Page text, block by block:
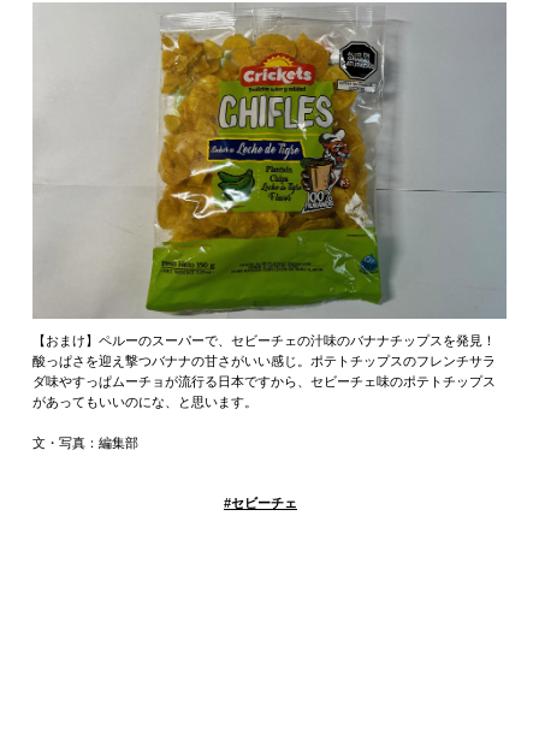
【おまけ】ペルーのスーパーで、セビーチェの汁味のバナナチップスを発見！
酸っぱさを迎え撃つバナナの甘さがいい感じ。ポテトチップスのフレンチサラ
ダ味やすっぱムーチョが流行る日本ですから、セビーチェ味のポテトチップス
があってもいいのにな、と思います。
文・写真：編集部
#セビーチェ